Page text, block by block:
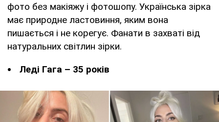
фото без макіяжу і фотошопу. Українська зірка
має природне ластовиння, яким вона
пишається і не корегує. Фанати в захваті від
натуральних світлин зірки.
Леді Гага – 35 років